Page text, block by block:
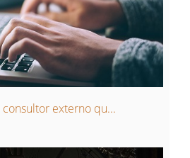
externo qu...